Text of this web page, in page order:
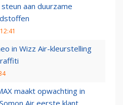
aan duurzame
in Wizz Air-kleurstelling
maakt opwachting in